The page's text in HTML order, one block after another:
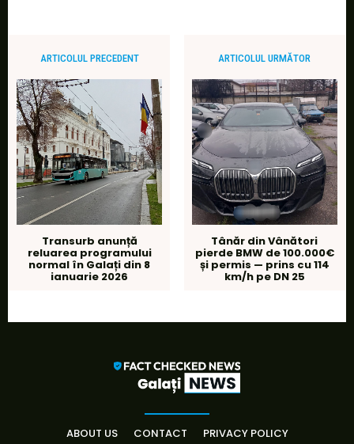
ARTICOLUL PRECEDENT
Transurb anunță
reluarea programului
normal în Galați din 8
ianuarie 2026
ARTICOLUL URMĂTOR
Tânăr din Vânători
pierde BMW de 100.000€
și permis — prins cu 114
km/h pe DN 25
ABOUT US CONTACT PRIVACY POLICY